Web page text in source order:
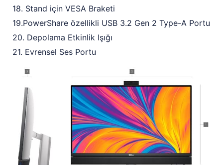
18. Stand için VESA Braketi
19.PowerShare özellikli USB 3.2 Gen 2 Type-A Portu
20. Depolama Etkinlik Işığı
21. Evrensel Ses Portu